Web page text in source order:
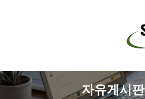
자유게시판